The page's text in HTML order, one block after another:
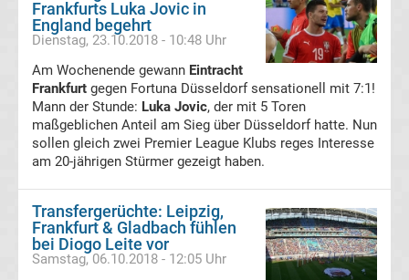
Transfergerüchte
Chemnitzer
FC
Dynamo
Dresden
Frankfurts Luka Jovic in
England begehrt
Dienstag, 23.10.2018 - 10:48 Uhr
Am Wochenende gewann Eintracht
Frankfurt gegen Fortuna Düsseldorf sensationell mit 7:1!
Mann der Stunde: Luka Jovic, der mit 5 Toren
maßgeblichen Anteil am Sieg über Düsseldorf hatte. Nun
sollen gleich zwei Premier League Klubs reges Interesse
am 20-jährigen Stürmer gezeigt haben.
Transfergerüchte: Leipzig,
Frankfurt & Gladbach fühlen
bei Diogo Leite vor
Samstag, 06.10.2018 - 12:05 Uhr